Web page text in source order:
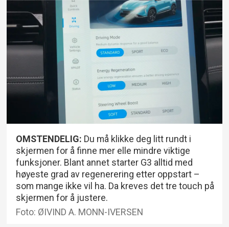
OMSTENDELIG: Du må klikke deg litt rundt i
skjermen for å finne mer elle mindre viktige
funksjoner. Blant annet starter G3 alltid med
høyeste grad av regenerering etter oppstart –
som mange ikke vil ha. Da kreves det tre touch på
skjermen for å justere.
Foto: ØIVIND A. MONN-IVERSEN